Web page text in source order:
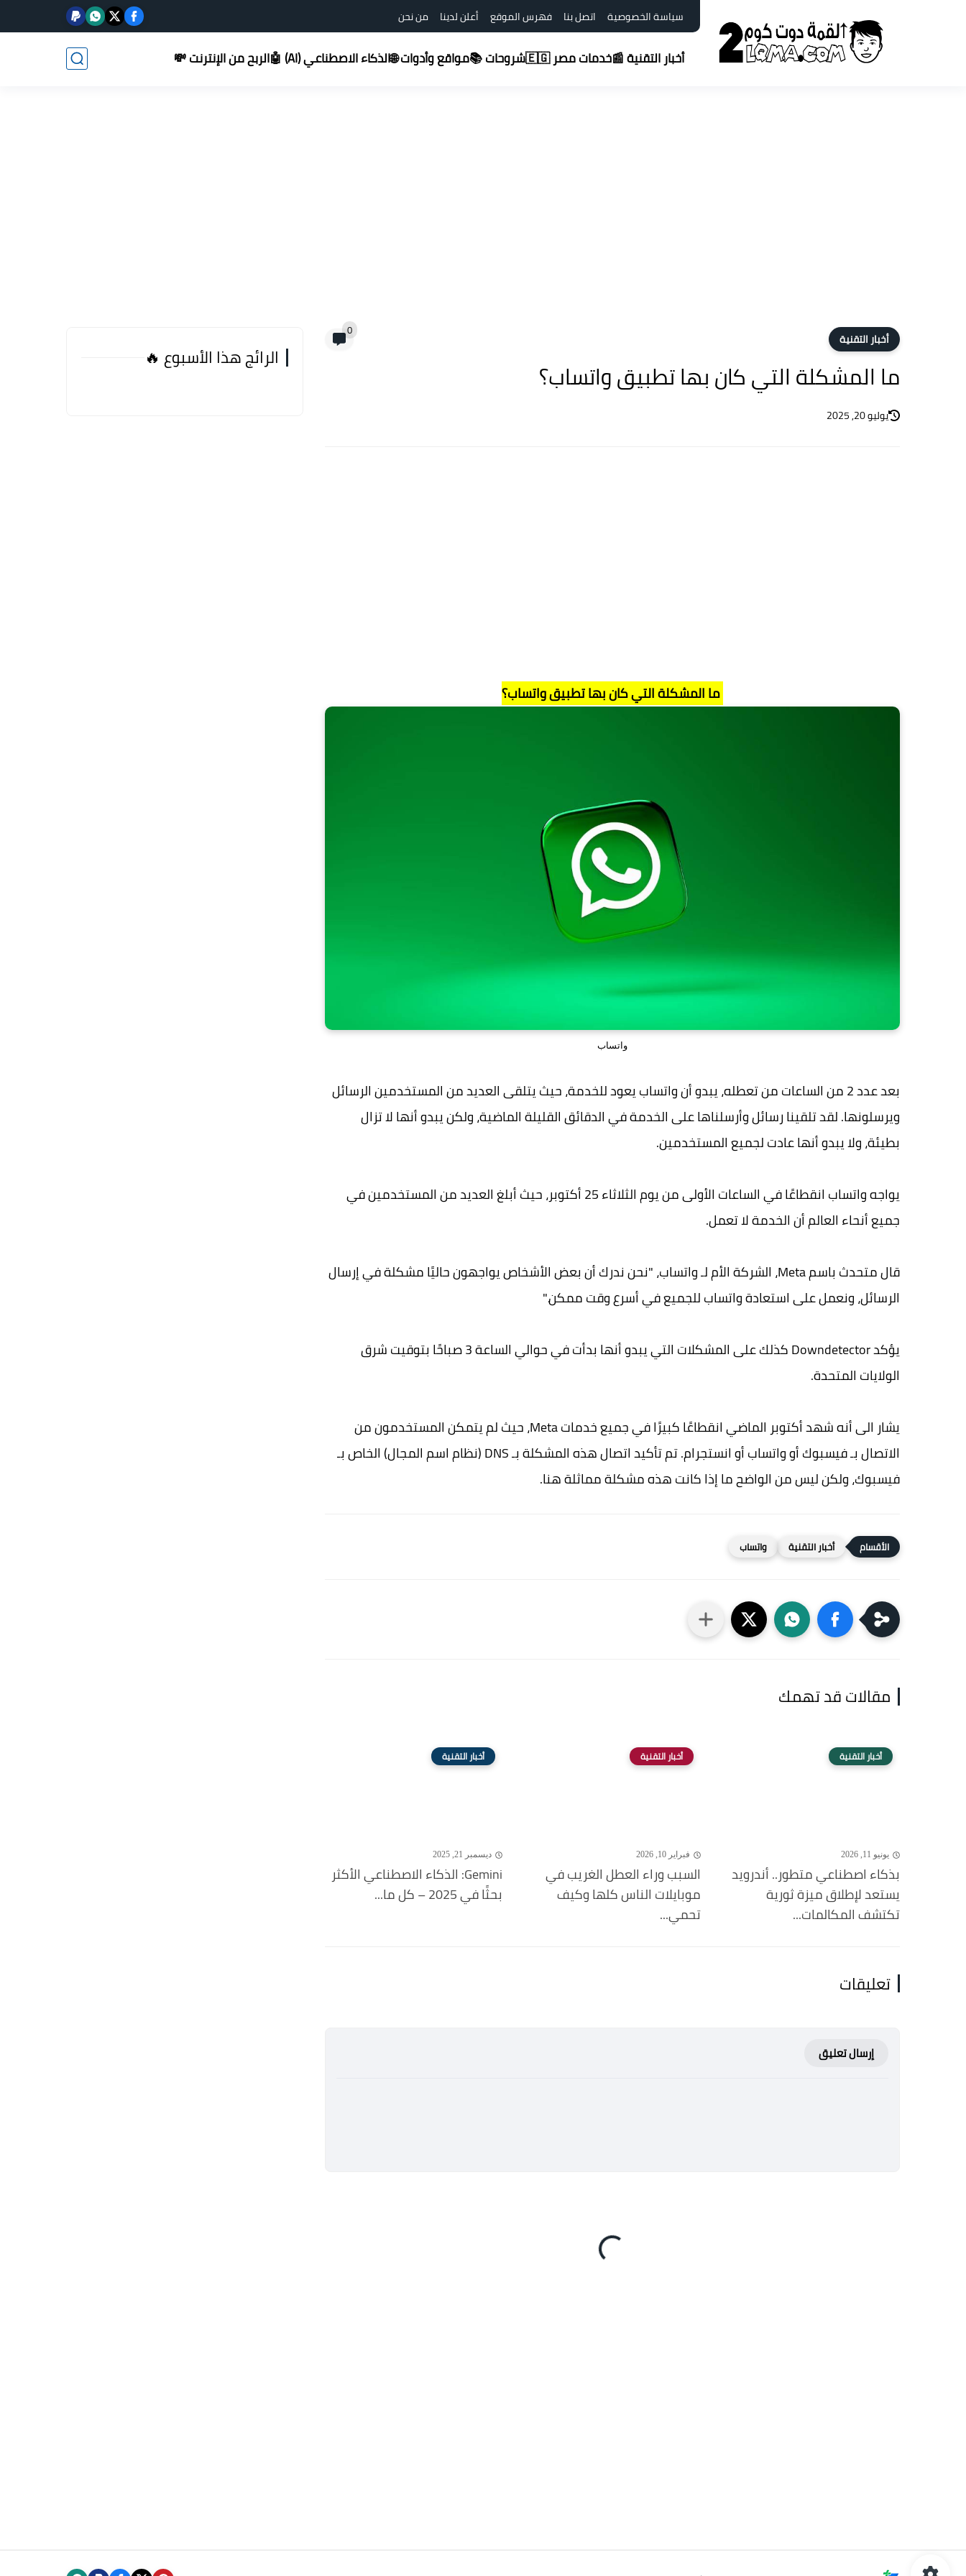
سياسة الخصوصية اتصل بنا فهرس الموقع أعلن لدينا من نحن
أخبار التقنية 📰خدمات مصر 🇪🇬 شروحات 📚مواقع وأدوات 🌐الذكاء الاصطناعي (AI) 🤖 الربح من الإنترنت 💸
أخبار التقنية 0
ما المشكلة التي كان بها تطبيق واتساب؟
يوليو 20, 2025
ما المشكلة التي كان بها تطبيق واتساب؟
واتساب
بعد عدد 2 من الساعات من تعطله، يبدو أن واتساب يعود للخدمة، حيث يتلقى العديد من المستخدمين الرسائل
ويرسلونها. لقد تلقينا رسائل وأرسلناها على الخدمة في الدقائق القليلة الماضية، ولكن يبدو أنها لا تزال
بطيئة، ولا يبدو أنها عادت لجميع المستخدمين.
يواجه واتساب انقطاعًا في الساعات الأولى من يوم الثلاثاء 25 أكتوبر، حيث أبلغ العديد من المستخدمين في
جميع أنحاء العالم أن الخدمة لا تعمل.
قال متحدث باسم Meta، الشركة الأم لـ واتساب، "نحن ندرك أن بعض الأشخاص يواجهون حاليًا مشكلة في إرسال
الرسائل، ونعمل على استعادة واتساب للجميع في أسرع وقت ممكن."
يؤكد Downdetector كذلك على المشكلات التي يبدو أنها بدأت في حوالي الساعة 3 صباحًا بتوقيت شرق
الولايات المتحدة.
يشار الى أنه شهد أكتوبر الماضي انقطاعًا كبيرًا في جميع خدمات Meta، حيث لم يتمكن المستخدمون من
الاتصال بـ فيسبوك أو واتساب أو انستجرام. تم تأكيد اتصال هذه المشكلة بـ DNS (نظام اسم المجال) الخاص بـ
فيسبوك، ولكن ليس من الواضح ما إذا كانت هذه مشكلة مماثلة هنا.
أخبار التقنية واتساب
مقالات قد تهمك
أخبار التقنية
يونيو 11, 2026
بذكاء اصطناعي متطور.. أندرويد
يستعد لإطلاق ميزة ثورية
تكتشف المكالمات...
أخبار التقنية
فبراير 10, 2026
السبب وراء العطل الغريب في
موبايلات الناس كلها وكيف
تحمي...
أخبار التقنية
ديسمبر 21, 2025
Gemini: الذكاء الاصطناعي الأكثر
بحثًا في 2025 – كل ما...
تعليقات
إرسال تعليق
الرائج هذا الأسبوع 🔥